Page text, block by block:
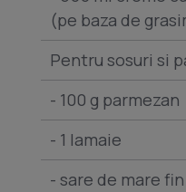
(pe baza de
Pentru sosuri si
- 100 g parmezan
- 1 lamaie
- sare de mare